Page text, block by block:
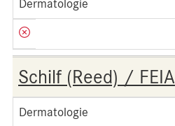
Dermatologie
Schilf (Reed) / FEIA
Dermatologie